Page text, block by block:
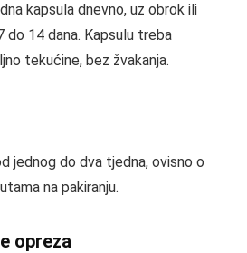
kapsula dnevno, uz obrok ili
do 14 dana. Kapsulu treba
tekućine, bez žvakanja.
jednog do dva tjedna, ovisno o
na pakiranju.
opreza